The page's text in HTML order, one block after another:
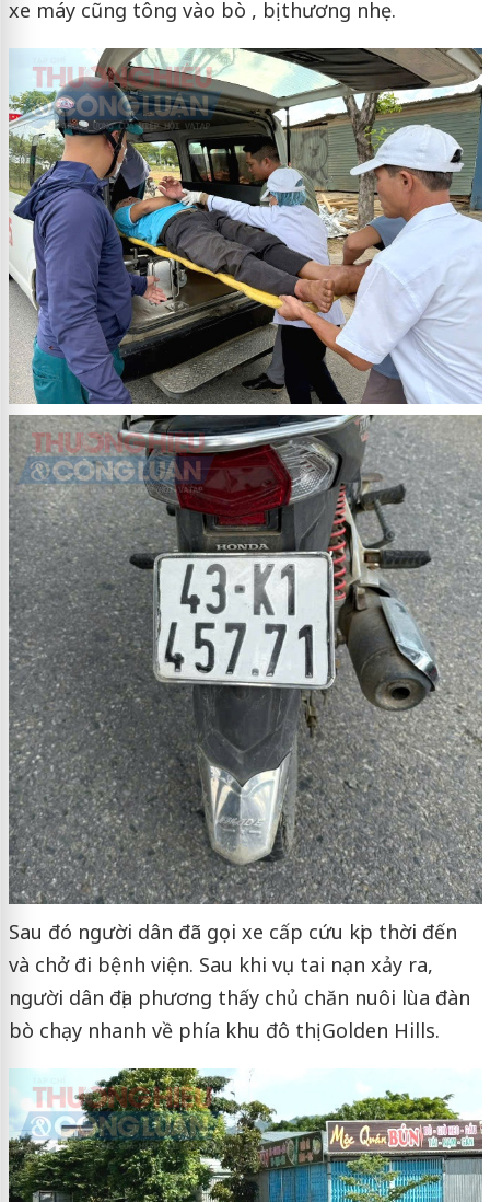
xe máy cũng tông vào bò , bị thương nhẹ.
Sau đó người dân đã gọi xe cấp cứu kịp thời đến
và chở đi bệnh viện. Sau khi vụ tai nạn xảy ra,
người dân địa phương thấy chủ chăn nuôi lùa đàn
bò chạy nhanh về phía khu đô thị Golden Hills.